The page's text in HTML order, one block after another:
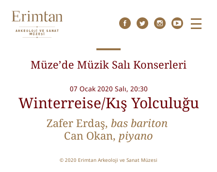
Menu
Müze’de Müzik Salı Konserleri
07 Ocak 2020 Salı, 20:30
Winterreise/Kış Yolculuğu
Zafer Erdaş, bas bariton
Can Okan, piyano
© 2020 Erimtan Arkeoloji ve Sanat Müzesi